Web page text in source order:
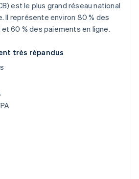
est le plus grand réseau national
Il représente environ 80 % des
60 % des paiements en ligne.
très répandus
DeutschEnglish